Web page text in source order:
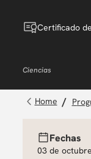
Certificado
Ciencias
Fechas
03 de